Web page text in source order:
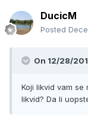
DucicM
Posted
On 12/28/
Koji likvid vam
likvid? Da li